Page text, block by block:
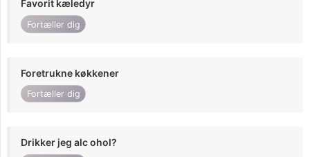
Favorit kæledyr
Fortæller dig
Foretrukne køkkener
Fortæller dig
Drikker jeg alc ohol?